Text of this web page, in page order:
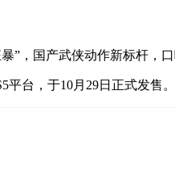
”，国产武侠动作新标杆，
台，于10月29日正式发售。